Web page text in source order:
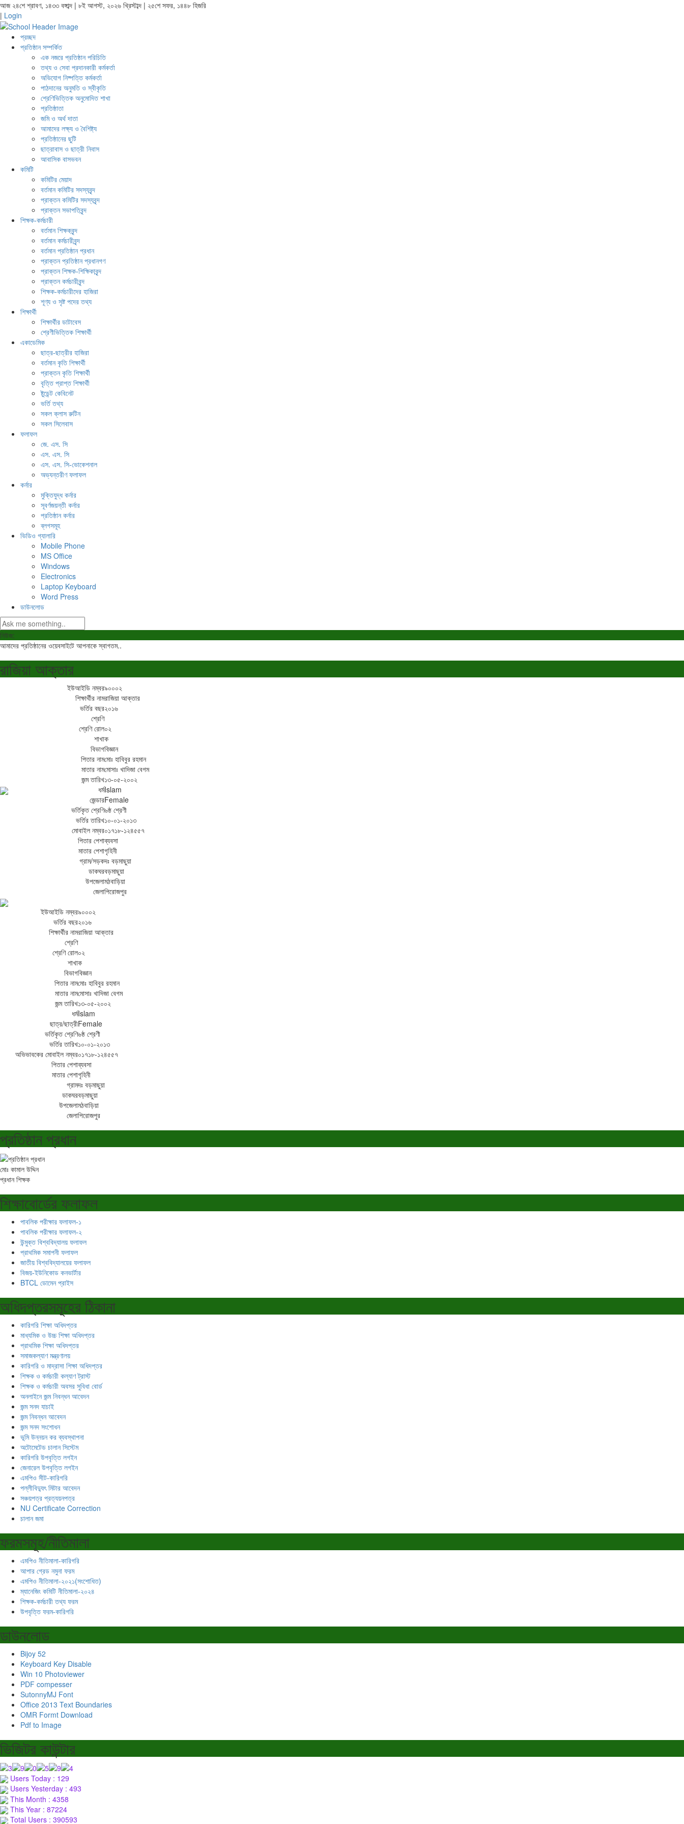
আজ ২৪শে শ্রাবণ, ১৪৩৩ বঙ্গাব্দ | ৮ই আগস্ট, ২০২৬ খ্রিস্টাব্দ | ২৫শে সফর, ১৪৪৮ হিজরি
| Login
প্রচ্ছদ
প্রতিষ্ঠান সম্পর্কিত
এক নজরে প্রতিষ্ঠান পরিচিতি
তথ্য ও সেবা প্রদানকারী কর্মকর্তা
অভিযোগ নিষ্পত্তি কর্মকর্তা
পাঠদানের অনুমতি ও স্বীকৃতি
শ্রেণিভিত্তিক অনুমোদিত শাখা
প্রতিষ্ঠাতা
জমি ও অর্থ দাতা
আমাদের লক্ষ্য ও বৈশিষ্ট্য
প্রতিষ্ঠানের ছুটি
ছাত্রাবাস ও ছাত্রী নিবাস
আবাসিক বাসভবন
কমিটি
কমিটির মেয়াদ
বর্তমান কমিটির সদস্যবৃন্দ
প্রাক্তন কমিটির সদস্যবৃন্দ
প্রাক্তন সভাপতিবৃন্দ
শিক্ষক-কর্মচারী
বর্তমান শিক্ষকবৃন্দ
বর্তমান কর্মচারীবৃন্দ
বর্তমান প্রতিষ্ঠান প্রধান
প্রাক্তন প্রতিষ্ঠান প্রধানগণ
প্রাক্তন শিক্ষক-শিক্ষিকাবৃন্দ
প্রাক্তন কর্মচারীবৃন্দ
শিক্ষক-কর্মচারীদের হাজিরা
শূণ্য ও সৃষ্ট পদের তথ্য
শিক্ষার্থী
শিক্ষার্থীর ডাটাবেস
শ্রেণীভিত্তিক শিক্ষার্থী
একাডেমিক
ছাত্র-ছাত্রীর হাজিরা
বর্তমান কৃতি শিক্ষার্থী
প্রাক্তন কৃতি শিক্ষার্থী
বৃত্তি প্রাপ্ত শিক্ষার্থী
ষ্টুডেন্ট কেবিনেট
ভর্তি তথ্য
সকল ক্লাস রুটিন
সকল সিলেবাস
ফলাফল
জে. এস. সি
এস. এস. সি
এস. এস. সি-ভোকেশনাল
অভ্যন্তরীণ ফলাফল
কর্নার
মুক্তিযুদ্ধ কর্নার
সূবর্ণজয়ন্তী কর্নার
প্রতিষ্ঠান কর্নার
ব্লগসমূহ
ভিডিও গ্যালারি
Mobile Phone
MS Office
Windows
Electronics
Laptop Keyboard
Word Press
ডাউনলোড
নিউজ:
আমাদের প্রতিষ্ঠানের ওয়েবসাইটে আপনাকে স্বাগতম..
রাজিয়া আক্তার
ইউআইডি নম্বর৯০০০২
শিক্ষার্থীর নামরাজিয়া আক্তার
ভর্তির বছর২০১৬
শ্রেণি
শ্রেণি রোল০২
শাখাক
বিভাগবিজ্ঞান
পিতার নামমোঃ হাবিবুর রহমান
মাতার নামমোসাঃ খাদিজা বেগম
জন্ম তারিখ১৩-০৫-২০০২
ধর্মIslam
জেন্ডারFemale
ভর্তিকৃত শ্রেণি৬ষ্ঠ শ্রেণী
ভর্তির তারিখ১০-০১-২০১৩
মোবাইল নম্বর০১৭১৮-১২৪৫৫৭
পিতার পেশাব্যবসা
মাতার পেশাগৃহিনী
গ্রাম/সড়কদঃ বড়মাছুয়া
ডাকঘরবড়মাছুয়া
উপজেলামঠবাড়িয়া
জেলাপিরোজপুর
ইউআইডি নম্বর৯০০০২
ভর্তির বছর২০১৬
শিক্ষার্থীর নামরাজিয়া আক্তার
শ্রেণি
শ্রেণি রোল০২
শাখাক
বিভাগবিজ্ঞান
পিতার নামমোঃ হাবিবুর রহমান
মাতার নামমোসাঃ খাদিজা বেগম
জন্ম তারিখ১৩-০৫-২০০২
ধর্মIslam
ছাত্র/ছাত্রীFemale
ভর্তিকৃত শ্রেণি৬ষ্ঠ শ্রেণী
ভর্তির তারিখ১০-০১-২০১৩
অভিভাবকের মোবাইল নম্বর০১৭১৮-১২৪৫৫৭
পিতার পেশাব্যবসা
মাতার পেশাগৃহিনী
গ্রামদঃ বড়মাছুয়া
ডাকঘরবড়মাছুয়া
উপজেলামঠবাড়িয়া
জেলাপিরোজপুর
প্রতিষ্ঠান প্রধান
মোঃ কামাল উদ্দিন
প্রধান শিক্ষক
শিক্ষাবোর্ডের ফলাফল
পাবলিক পরীক্ষার ফলাফল-১
পাবলিক পরীক্ষার ফলাফল-২
উন্মুক্ত বিশ্ববিদ্যালয় ফলাফল
প্রাথমিক সমাপনী ফলাফল
জাতীয় বিশ্ববিদ্যালয়ের ফলাফল
বিজয়-ইউনিকোড কনভার্টার
BTCL ডোমেন প্রাইস
অধিদপ্তরসমূহের ঠিকানা
কারিগরি শিক্ষা অধিদপ্তর
মাধ্যমিক ও উচ্চ শিক্ষা অধিদপ্তর
প্রাথমিক শিক্ষা অধিদপ্তর
সমাজকল্যাণ মন্ত্রণালয়
কারিগরি ও মাদ্রাসা শিক্ষা অধিদপ্তর
শিক্ষক ও কর্মচারী কল্যাণ ট্রাস্ট
শিক্ষক ও কর্মচারী অবসর সুবিধা বোর্ড
অনলাইনে জন্ম নিবন্ধন আবেদন
জন্ম সনদ যাচাই
জন্ম নিবন্ধন আবেদন
জন্ম সনদ সংশোধন
ভূমি উন্নয়ন কর ব্যবস্থাপনা
অটোমেটেড চালান সিস্টেম
কারিগরি উপবৃত্তি লগইন
জেনারেল উপবৃত্তি লগইন
এমপিও সীট-কারিগরি
পল্লীবিদ্যুৎ মিটার আবেদন
সঞ্চয়পত্র প্রত্যয়নপত্র
NU Certificate Correction
চালান জমা
ফরমসমূহ/নীতিমালা
এমপিও নীতিমালা-কারিগরি
আপার গ্রেড নমুনা ফরম
এমপিও নীতিমালা-২০২১(সংশোধিত)
ম্যানেজিং কমিটি নীতিমালা-২০২৪
শিক্ষক-কর্মচারী তথ্য ফরম
উপবৃত্তি ফরম-কারিগরি
ডাউনলোড
Bijoy 52
Keyboard Key Disable
Win 10 Photoviewer
PDF compesser
SutonnyMJ Font
Office 2013 Text Boundaries
OMR Formt Download
Pdf to Image
ভিজিটর কাউন্টার
Users Today : 129
Users Yesterday : 493
This Month : 4358
This Year : 87224
Total Users : 390593